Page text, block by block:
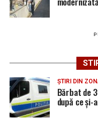
reabilitarea completă a
Potrivit
infrastructurii
siguranței în trafic, cât
de evacuarea
investițiilor, șoferii și
semnalizarea
zonele afectate de
trafic a mijloacelor de
ȘTIRI DIN
Bărbat de
după ce